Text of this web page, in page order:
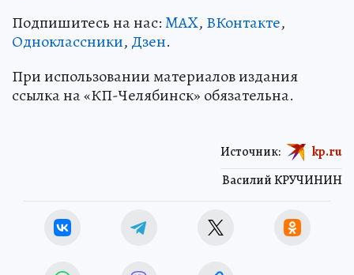
Подпишитесь на нас:MAX, ВКонтакте,
Одноклассники, Дзен.
При использовании материалов издания
ссылка на «КП-Челябинск» обязательна.
Василий КРУЧИНИН
Источник: kp.ru